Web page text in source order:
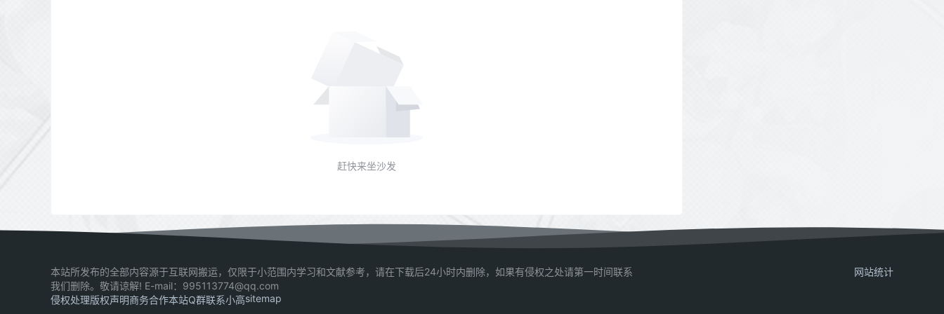
赶快来坐沙发
本站所发布的全部内容源于互联网搬运，仅限于小范围内学习和文献参考，请在下载后24小时内删除，如果有侵权之处请第一时间联系
我们删除。敬请谅解! E-mail：995113774@qq.com
侵权处理版权声明商务合作本站Q群联系小高sitemap
网站统计